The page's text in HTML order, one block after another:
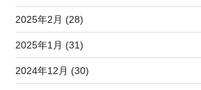
2025年2月 (28)
2025年1月 (31)
2024年12月 (30)